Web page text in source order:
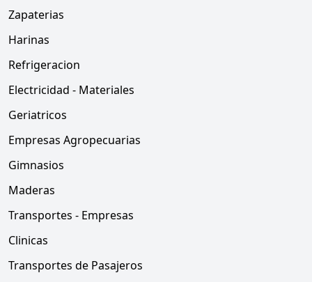
Zapaterias
Harinas
Refrigeracion
Electricidad - Materiales
Geriatricos
Empresas Agropecuarias
Gimnasios
Maderas
Transportes - Empresas
Clinicas
Transportes de Pasajeros